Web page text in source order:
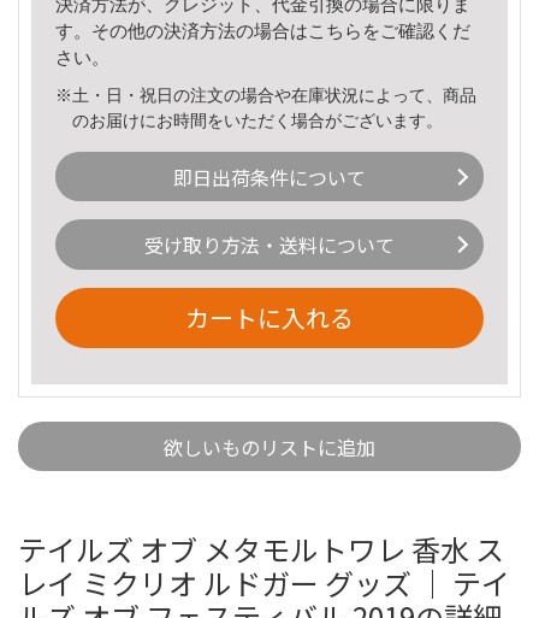
す。その他の決済方法の場合はこちら をご確認くだ
さい。
※土・日・祝日の注文の場合や在庫状況によって、商品
のお届けにお時間をいただく場合がございます。
即日出荷条件について
受け取り方法・送料について
カートに入れる
欲しいものリストに追加
テイルズ オブ メタモルトワレ 香水 ス
レイ ミクリオ ルドガー グッズ │ テイ